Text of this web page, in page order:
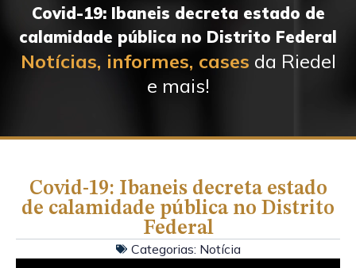
Covid-19: Ibaneis decreta estado de
calamidade pública no Distrito Federal
Notícias, informes, cases da Riedel
e mais!
Covid-19: Ibaneis decreta estado
de calamidade pública no Distrito
Federal
Categorias: Notícia